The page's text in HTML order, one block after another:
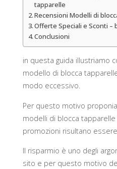
tapparelle
Recensioni Modelli di
Offerte Speciali e Sconti –
Conclusioni
in questa guida illustriamo
modello di blocca
modo eccessivo.
Per questo motivo
modelli di blocca
promozioni risultano
Il risparmio è uno degli
sito e per questo motivo